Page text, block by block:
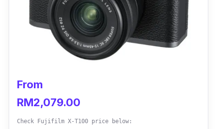
From
RM2,079.00
Check Fujifilm X-T100 price below: